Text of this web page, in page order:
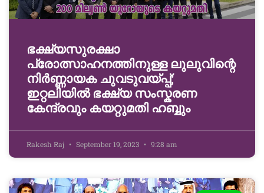
ഭക്ഷ്യസുരക്ഷാ
പ്രോത്സാഹനത്തിനുള്ള ലുലുവിന്റെ
നിർണ്ണായക ചുവടുവയ്പ്പ്;
ഇറ്റലിയിൽ ഭക്ഷ്യ സംസ്കരണ
കേന്ദ്രവും കയറ്റുമതി ഹബ്ബും
Rakesh Raj September 19, 2023 9:28 am